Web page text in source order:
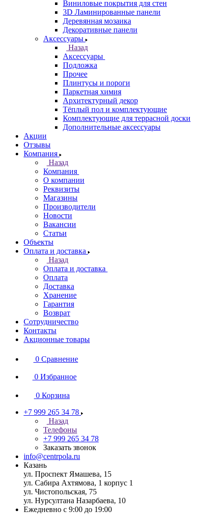
Виниловые покрытия для стен
3D Ламинированные панели
Деревянная мозаика
Декоративные панели
Аксессуары
Назад
Аксессуары
Подложка
Прочее
Плинтусы и пороги
Паркетная химия
Архитектурный декор
Тёплый пол и комплектующие
Комплектующие для террасной доски
Дополнительные аксессуары
Акции
Отзывы
Компания
Назад
Компания
О компании
Реквизиты
Магазины
Производители
Новости
Вакансии
Статьи
Объекты
Оплата и доставка
Назад
Оплата и доставка
Оплата
Доставка
Хранение
Гарантия
Возврат
Сотрудничество
Контакты
Акционные товары
0 Сравнение
0 Избранное
0 Корзина
+7 999 265 34 78
Назад
Телефоны
+7 999 265 34 78
Заказать звонок
info@centrpola.ru
Казань
ул. Проспект Ямашева, 15
ул. Сабира Ахтямова, 1 корпус 1
ул. Чистопольская, 75
ул. Нурсултана Назарбаева, 10
Ежедневно с 9:00 до 19:00